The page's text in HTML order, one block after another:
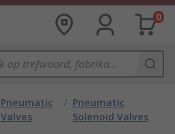
0
Pneumatic
Valves
/ Pneumatic
Solenoid Valves